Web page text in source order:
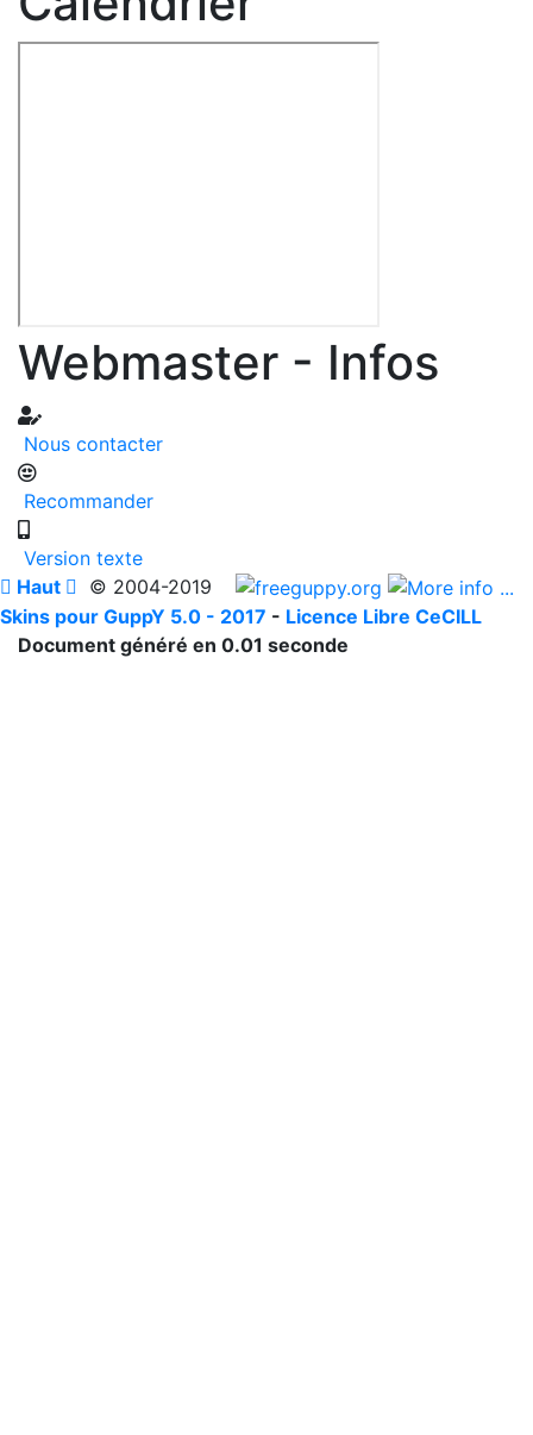
Webmaster - Infos
Nous contacter
Recommander
Version texte
 Haut  © 2004-2019
Skins pour GuppY 5.0 - 2017 - Licence Libre CeCILL
Document généré en 0.01 seconde